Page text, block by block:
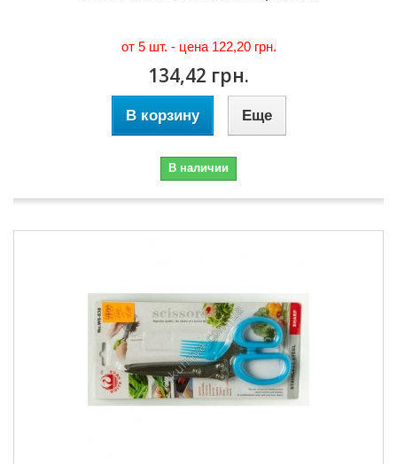
от 5 шт. - цена 122,20 грн.
134,42 грн.
В корзину Еще
В наличии